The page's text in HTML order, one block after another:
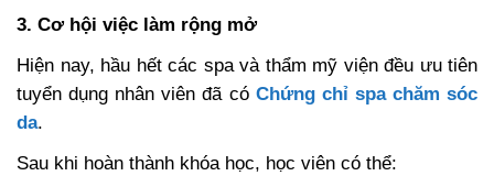
3. Cơ hội việc làm rộng mở
Hiện nay, hầu hết các spa và thẩm mỹ viện đều ưu tiên
tuyển dụng nhân viên đã có Chứng chỉ spa chăm sóc
da.
Sau khi hoàn thành khóa học, học viên có thể: